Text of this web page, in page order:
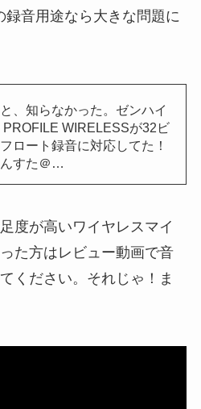
録音用途なら大きな問題に
、知らなかった。ゼンハイ
PROFILE WIRELESSが32ビ
ロート録音に対応してた！
んすた＠…
度が高いワイヤレスマイ
た方はレビュー動画で音
ください。それじゃ！ま